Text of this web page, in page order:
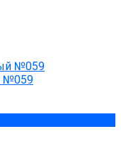
№059